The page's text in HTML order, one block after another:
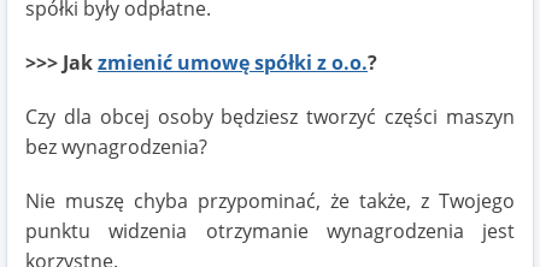
spółki były odpłatne.
>>> Jakzmienić umowę spółki z o.o.?
Czy dla obcej osoby będziesz tworzyć części maszyn
bez wynagrodzenia?
Nie muszę chyba przypominać, że także, z Twojego
punktu widzenia otrzymanie wynagrodzenia jest
korzystne.